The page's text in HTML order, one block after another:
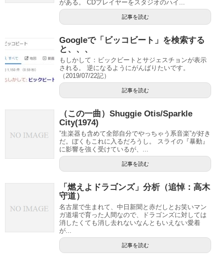
がある。 CDプレイヤーをスタジオのハイ...
記事を読む
Googleで「ビッコビート」を検索する
と、、、
もしかして：ビックビートとサジェスチョンが表示
される。 逆になるようにがんばりたいです。
（2019/07/22記）
記事を読む
（この一曲）Shuggie Otis/Sparkle
City(1974)
”生楽器も含めて全部自分でやっちゃう系音楽”が好き
だ。ぼくもこれに入るだろうし。 スライの『暴動』
に影響を強く受けているが、...
記事を読む
「燃えよドラゴンズ」分析（追悼：高木
守道）
名古屋で生まれて、中日新聞と赤だしとお笑いマン
ガ道場で育った人間なので、ドラゴンズに対しては
消したくても消し去れないなんともいえない愛着
が...
記事を読む